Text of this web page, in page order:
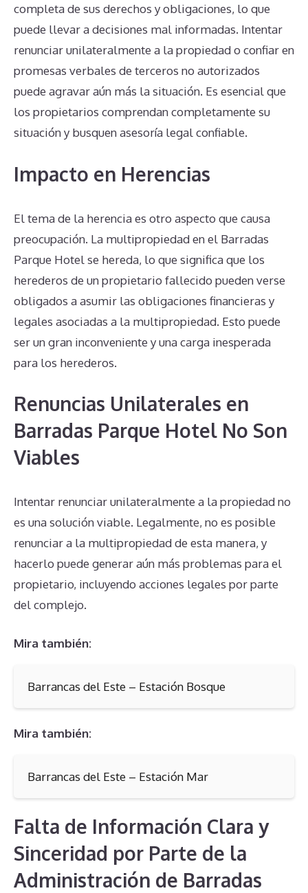
completa de sus derechos y obligaciones, lo que
puede llevar a decisiones mal informadas. Intentar
renunciar unilateralmente a la propiedad o confiar en
promesas verbales de terceros no autorizados
puede agravar aún más la situación. Es esencial que
los propietarios comprendan completamente su
situación y busquen asesoría legal confiable.
Impacto en Herencias
El tema de la herencia es otro aspecto que causa
preocupación. La multipropiedad en el Barradas
Parque Hotel se hereda, lo que significa que los
herederos de un propietario fallecido pueden verse
obligados a asumir las obligaciones financieras y
legales asociadas a la multipropiedad. Esto puede
ser un gran inconveniente y una carga inesperada
para los herederos.
Renuncias Unilaterales en
Barradas Parque Hotel No Son
Viables
Intentar renunciar unilateralmente a la propiedad no
es una solución viable. Legalmente, no es posible
renunciar a la multipropiedad de esta manera, y
hacerlo puede generar aún más problemas para el
propietario, incluyendo acciones legales por parte
del complejo.
Mira también:
Barrancas del Este – Estación Bosque
Mira también:
Barrancas del Este – Estación Mar
Falta de Información Clara y
Sinceridad por Parte de la
Administración de Barradas